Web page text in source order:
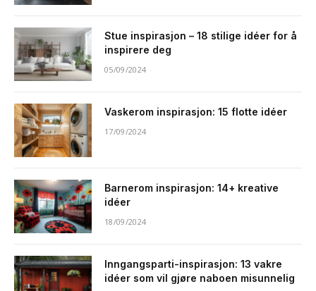
Stue inspirasjon – 18 stilige idéer for å
inspirere deg
05/09/2024
Vaskerom inspirasjon: 15 flotte idéer
17/09/2024
Barnerom inspirasjon: 14+ kreative
idéer
18/09/2024
Inngangsparti-inspirasjon: 13 vakre
idéer som vil gjøre naboen misunnelig